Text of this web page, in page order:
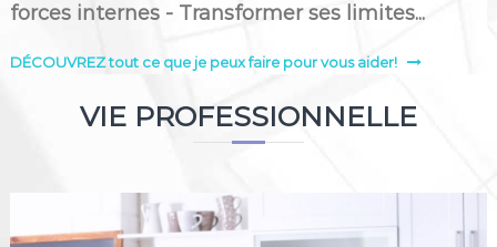
forces internes - Transformer ses limites...
DÉCOUVREZ tout ce que je peux faire pour vous aider!
VIE PROFESSIONNELLE